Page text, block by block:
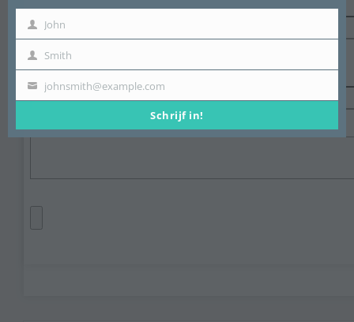
Mail (word niet vertoond) (required)
First
Name
John
Last
Name
Smith
Emailjohnsmith@example.com
Schrijf in!